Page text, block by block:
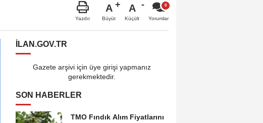
Yazdır
A
Büyüt
A
Küçült Yorumlar
ILAN.GOV.TR
Gazete arşivi için üye girişi yapmanız
gerekmektedir.
SON HABERLER
TMO Fındık Alım Fiyatlarını